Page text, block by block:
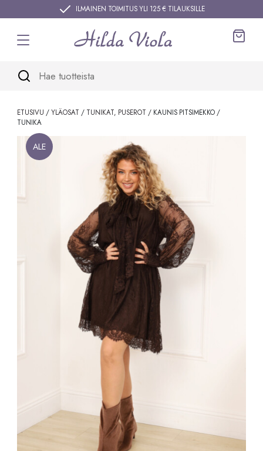
ILMAINEN TOIMITUS YLI 125 € TILAUKSILLE
ETUSIVU /YLÄOSAT / TUNIKAT, PUSEROT / KAUNIS PITSIMEKKO /
TUNIKA
ALE